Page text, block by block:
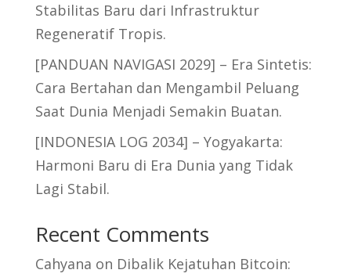
Stabilitas Baru dari Infrastruktur
Regeneratif Tropis.
[PANDUAN NAVIGASI 2029] – Era Sintetis:
Cara Bertahan dan Mengambil Peluang
Saat Dunia Menjadi Semakin Buatan.
[INDONESIA LOG 2034] – Yogyakarta:
Harmoni Baru di Era Dunia yang Tidak
Lagi Stabil.
Recent Comments
Cahyana on Dibalik Kejatuhan Bitcoin: